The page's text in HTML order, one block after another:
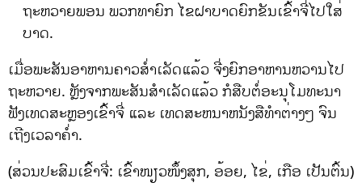
ຖະຫວາຍພອນ ພວກທາຍົກ ໄຂຝາບາດຍົກຂັນເຂົ້າຈີ່ໄປໃສ່
ບາດ.
ເມື່ອພະສັນອາຫານຄາວສ່ຳເລັດແລ້ວ ຈີ່ງຍົກອາຫານຫວານໄປ
ຖະຫວາຍ. ຫຼັງຈາກພະສັນສຳເລັດແລ້ວ ກໍສືບຕໍ່ອະນຸໂມທະນາ
ຟັງເທດສະຫຼອງເຂົ້າຈີ່ ແລະ ເທດສະຫນາຫນັງສືທຳຕ່າງໆ ຈົນ
ເຖີງເວລາຄໍ່າ.
(ສ່ວນປະສົມເຂົ້າຈີ່: ເຂົ້າໜຽວໜຶ້ງສຸກ, ອ້ອຍ, ໄຂ່, ເກືອ ເປັນຕົ້ນ)